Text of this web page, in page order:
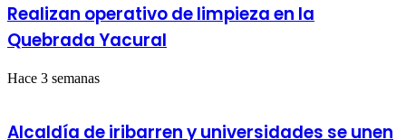
Realizan operativo de limpieza en la
Quebrada Yacural
Hace 3 semanas
Alcaldía de iribarren y universidades se unen